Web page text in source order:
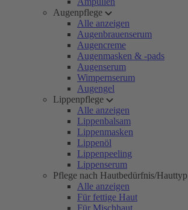
Augenpflege
Alle anzeigen
Augenbrauenserum
Augencreme
Augenmasken & -pads
Augenserum
Wimpernserum
Augengel
Lippenpflege
Alle anzeigen
Lippenbalsam
Lippenmasken
Lippenöl
Lippenpeeling
Lippenserum
Pflege nach Hautbedürfnis/Hauttyp
Alle anzeigen
Für fettige Haut
Für Mischhaut